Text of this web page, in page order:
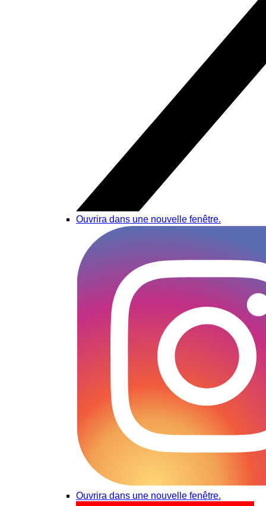
Ouvrira dans une nouvelle fenêtre.
Ouvrira dans une nouvelle fenêtre.